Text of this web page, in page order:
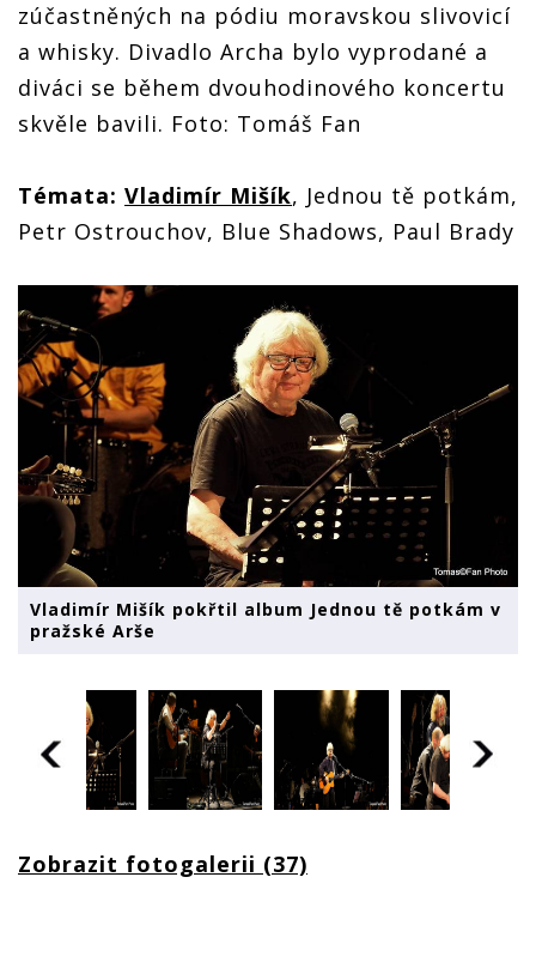
zúčastněných na pódiu moravskou slivovicí
a whisky. Divadlo Archa bylo vyprodané a
diváci se během dvouhodinového koncertu
skvěle bavili. Foto: Tomáš Fan
Témata: Vladimír Mišík, Jednou tě potkám,
Petr Ostrouchov, Blue Shadows, Paul Brady
Vladimír Mišík pokřtil album Jednou tě potkám v
pražské Arše
Zobrazit fotogalerii (37)